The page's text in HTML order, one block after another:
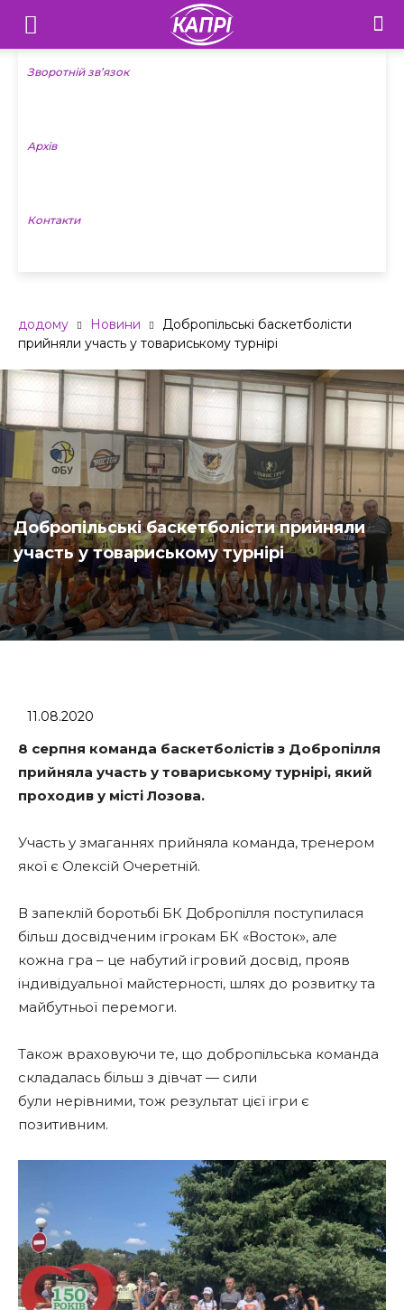
Телебачення
«Капрі»
Новини
Зворотній зв’язок
Архів
Контакти
додому Новини
Добропільські баскетболісти
прийняли участь у товариському турнірі
Добропільські баскетболісти прийняли
участь у товариському турнірі
11.08.2020
8 серпня команда баскетболістів з Добропілля
прийняла участь у товариському турнірі, який
проходив у місті Лозова.
Участь у змаганнях прийняла команда, тренером
якої є Олексій Очеретній.
В запеклій боротьбі БК Добропілля поступилася
більш досвідченим ігрокам БК «Восток», але
кожна гра – це набутий ігровий досвід, прояв
індивідуальної майстерності, шлях до розвитку та
майбутньої перемоги.
Також враховуючи те, що добропільська команда
складалась більш з дівчат — сили
були нерівними, тож результат цієї ігри є
позитивним.